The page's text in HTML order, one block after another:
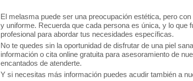
El melasma puede ser una preocupación estética, pero
y uniforme. Recuerda que cada persona es única, y lo que
profesional para abordar tus necesidades específicas.
No te quedes sin la oportunidad de disfrutar de una piel
información o cita online gratuita para asesoramiento de
encantados de atenderte.
Y si necesitas más información puedes acudir también a